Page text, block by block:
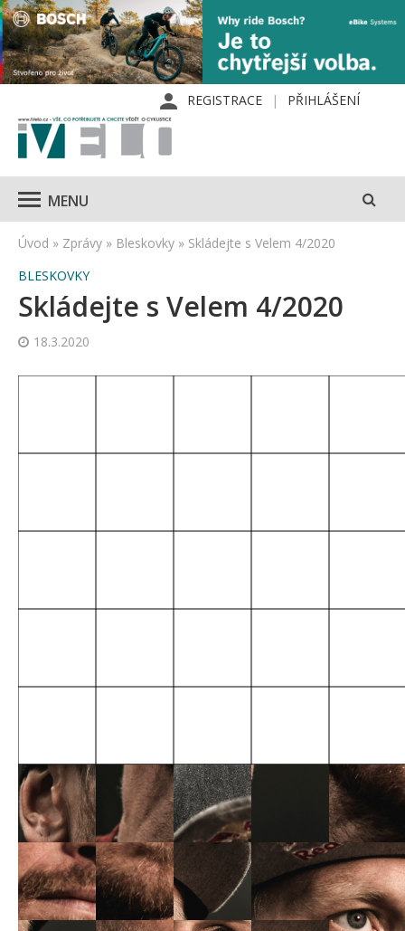
REGISTRACE PŘIHLÁŠENÍ
MENU
Úvod » Zprávy » Bleskovky » Skládejte s Velem 4/2020
BLESKOVKY
Skládejte s Velem 4/2020
18.3.2020